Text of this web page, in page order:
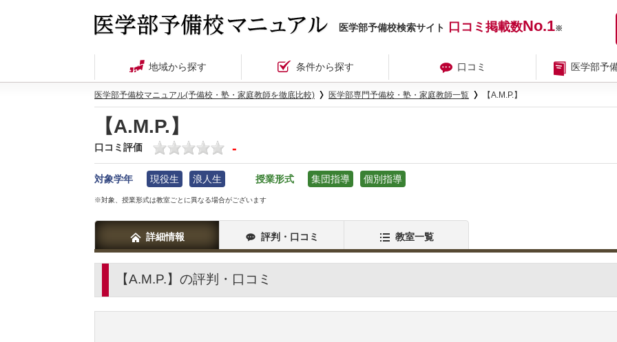
医学部予備校検索サイト 口コミ掲載数No.1※
地域から探す 条件から探す 口コミ 医学部予
医学部予備校マニュアル(予備校・塾・家庭教師を徹底比較) 医学部専門予備校・塾・家庭教師一覧 【A.M.P.】
【A.M.P.】
口コミ評価 -
対象学年 現役生 浪人生 授業形式 集団指導 個別指導
※対象、授業形式は教室ごとに異なる場合がございます
詳細情報 評判・口コミ 教室一覧
【A.M.P.】の評判・口コミ